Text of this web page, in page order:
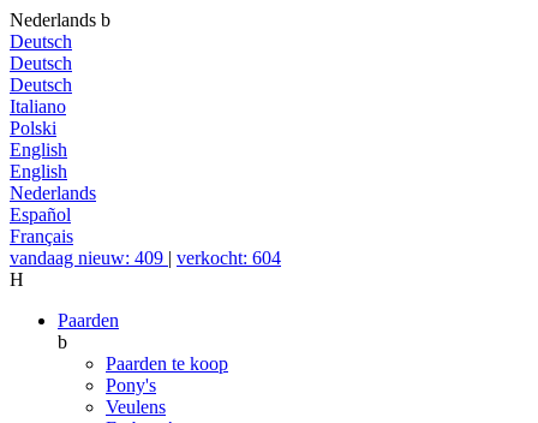
Nederlands b
Deutsch
Deutsch
Deutsch
Italiano
Polski
English
English
Nederlands
Español
Français
vandaag nieuw: 409 | verkocht: 604
H
Paarden
b
Paarden te koop
Pony's
Veulens